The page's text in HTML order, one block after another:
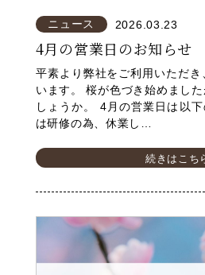
ニュース 2026.03.23
4月の営業日のお知らせ
平素より弊社をご利用いただ
います。 桜が色づき始めまし
しょうか。 4月の営業日は以
は研修の為、休業し…
続きはこち